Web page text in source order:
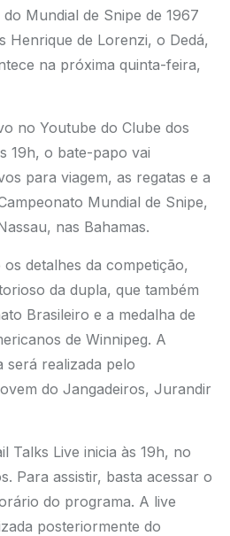
Mundial de Snipe de 1967
Henrique de Lorenzi, o Dedá,
na próxima quinta-feira,
no Youtube do Clube dos
19h, o bate-papo vai
para viagem, as regatas e a
Mundial de Snipe,
nas Bahamas.
detalhes da competição,
da dupla, que também
Brasileiro e a medalha de
de Winnipeg. A
realizada pelo
do Jangadeiros, Jurandir
Talks Live inicia às 19h, no
Para assistir, basta acessar o
do programa. A live
posteriormente do